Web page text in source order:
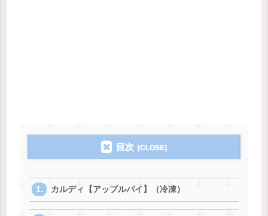
目次
カルディ【アップルパイ】（冷凍）